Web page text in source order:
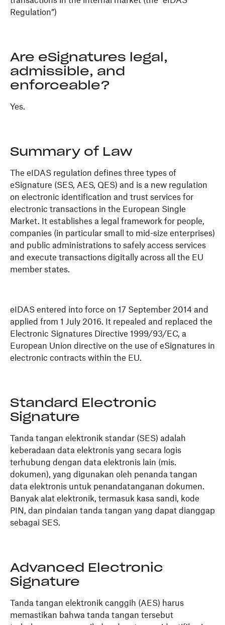
Regulation”)
Are eSignatures legal,
admissible, and
enforceable?
Yes.
Summary of Law
The eIDAS regulation defines three types of
eSignature (SES, AES, QES) and is a new regulation
on electronic identification and trust services for
electronic transactions in the European Single
Market. It establishes a legal framework for people,
companies (in particular small to mid-size enterprises)
and public administrations to safely access services
and execute transactions digitally across all the EU
member states.
eIDAS entered into force on 17 September 2014 and
applied from 1 July 2016. It repealed and replaced the
Electronic Signatures Directive 1999/93/EC, a
European Union directive on the use of eSignatures in
electronic contracts within the EU.
Standard Electronic
Signature
Tanda tangan elektronik standar (SES) adalah
keberadaan data elektronis yang secara logis
terhubung dengan data elektronis lain (mis.
dokumen), yang digunakan oleh penanda tangan
data elektronis untuk penandatanganan dokumen.
Banyak alat elektronik, termasuk kasa sandi, kode
PIN, dan pindaian tanda tangan yang dapat dianggap
sebagai SES.
Advanced Electronic
Signature
Tanda tangan elektronik canggih (AES) harus
memastikan bahwa tanda tangan tersebut